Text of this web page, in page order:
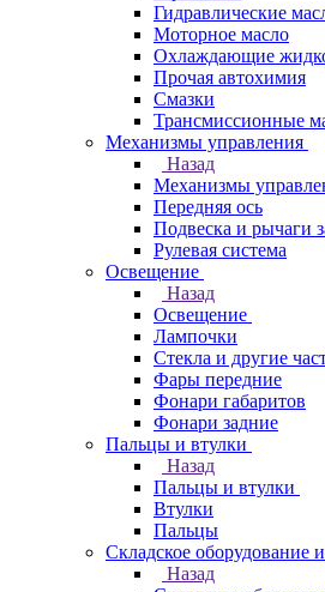
Гидравлические
Моторное масло
Охлаждающие
Прочая автохимия
Смазки
Трансмиссионные
Механизмы управления
Назад
Механизмы
Передняя ось
Подвеска и рычаги
Рулевая система
Освещение
Назад
Освещение
Лампочки
Стекла и другие
Фары передние
Фонари габаритов
Фонари задние
Пальцы и втулки
Назад
Пальцы и втулки
Втулки
Пальцы
Складское оборудование
Назад